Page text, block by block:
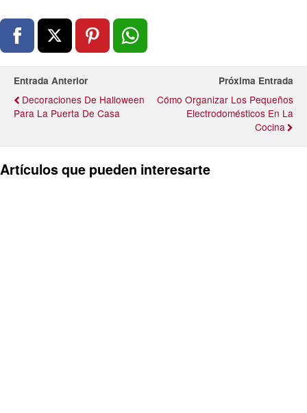
Entrada Anterior
Decoraciones De Halloween
Para La Puerta De Casa
Próxima Entrada
Cómo Organizar Los Pequeños
Electrodomésticos En La
Cocina
Artículos que pueden interesarte